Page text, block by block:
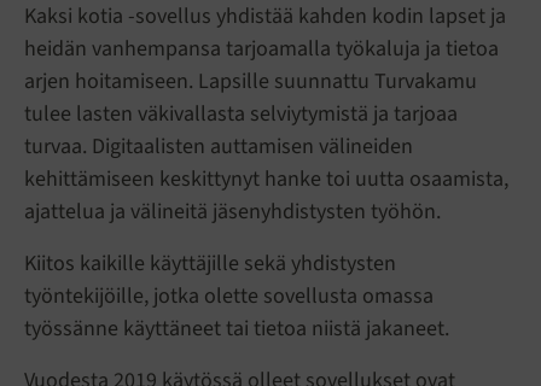
Kaksi kotia -sovellus yhdistää kahden kodin lapset ja
heidän vanhempansa tarjoamalla työkaluja ja tietoa
arjen hoitamiseen. Lapsille suunnattu Turvakamu
tulee lasten väkivallasta selviytymistä ja tarjoaa
turvaa. Digitaalisten auttamisen välineiden
kehittämiseen keskittynyt hanke toi uutta osaamista,
ajattelua ja välineitä jäsenyhdistysten työhön.
Kiitos kaikille käyttäjille sekä yhdistysten
työntekijöille, jotka olette sovellusta omassa
työssänne käyttäneet tai tietoa niistä jakaneet.